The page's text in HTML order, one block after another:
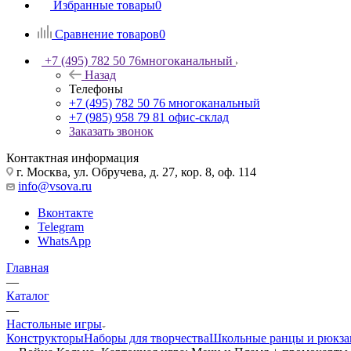
Избранные товары0
Сравнение товаров0
+7 (495) 782 50 76многоканальный
Назад
Телефоны
+7 (495) 782 50 76 многоканальный
+7 (985) 958 79 81 офис-склад
Заказать звонок
Контактная информация
г. Москва, ул. Обручева, д. 27, кор. 8, оф. 114
info@vsova.ru
Вконтакте
Telegram
WhatsApp
Главная
—
Каталог
—
Настольные игры
КонструкторыНаборы для творчестваШкольные ранцы и